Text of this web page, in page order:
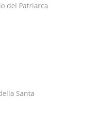
del Patriarca
Santa